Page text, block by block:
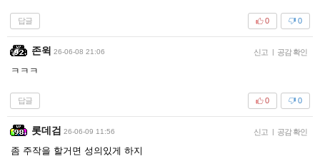
답글 0
0
존윅 26-06-08 21:06 신고 | 공감 확인
ㅋㅋㅋ
답글 0
0
롯데검 26-06-09 11:56 신고 | 공감 확인
좀 주작을 할거면 성의있게 하지